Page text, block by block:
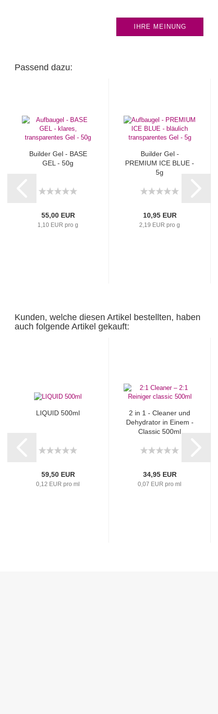
IHRE MEINUNG
Passend dazu:
Builder Gel - BASE
GEL - 50g
55,00 EUR
1,10 EUR pro g
Builder Gel -
PREMIUM ICE BLUE -
5g
10,95 EUR
2,19 EUR pro g
Kunden, welche diesen Artikel bestellten, haben
auch folgende Artikel gekauft:
LIQUID 500ml
59,50 EUR
0,12 EUR pro ml
2 in 1 - Cleaner und
Dehydrator in Einem -
Classic 500ml
34,95 EUR
0,07 EUR pro ml